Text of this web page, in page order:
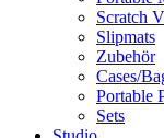
Scratch
Slipmats
Zubehör
Cases/
Portable
Sets